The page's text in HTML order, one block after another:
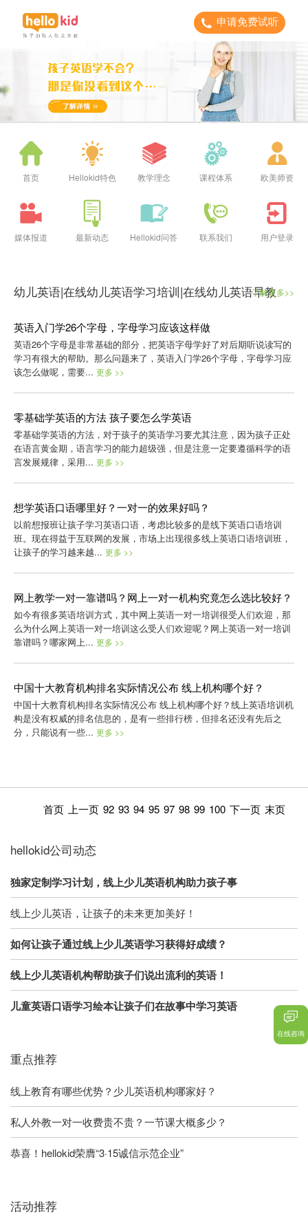
申请免费试听
首页 Hellokid特色 教学理念 课程体系 欧美师资
媒体报道 最新动态 Hellokid问答 联系我们 用户登录
幼儿英语|在线幼儿英语学习培训|在线幼儿英语早教
了解更多>>
英语入门学26个字母，字母学习应该这样做
英语26个字母是非常基础的部分，把英语字母学好了对后期听说读写的
学习有很大的帮助。那么问题来了，英语入门学26个字母，字母学习应
该怎么做呢，需要... 更多 >>
零基础学英语的方法 孩子要怎么学英语
零基础学英语的方法，对于孩子的英语学习要尤其注意，因为孩子正处
在语言黄金期，语言学习的能力超级强，但是注意一定要遵循科学的语
言发展规律，采用... 更多 >>
想学英语口语哪里好？一对一的效果好吗？
以前想报班让孩子学习英语口语，考虑比较多的是线下英语口语培训
班。现在得益于互联网的发展，市场上出现很多线上英语口语培训班，
让孩子的学习越来越... 更多 >>
网上教学一对一靠谱吗？网上一对一机构究竟怎么选比较好？
如今有很多英语培训方式，其中网上英语一对一培训很受人们欢迎，那
么为什么网上英语一对一培训这么受人们欢迎呢？网上英语一对一培训
靠谱吗？哪家网上... 更多 >>
中国十大教育机构排名实际情况公布 线上机构哪个好？
中国十大教育机构排名实际情况公布 线上机构哪个好？线上英语培训机
构是没有权威的排名信息的，是有一些排行榜，但排名还没有先后之
分，只能说有一些... 更多 >>
首页 上一页 92 93 94 95 97 98 99 100 下一页 末页
hellokid公司动态
独家定制学习计划，线上少儿英语机构助力孩子事
线上少儿英语，让孩子的未来更加美好！
如何让孩子通过线上少儿英语学习获得好成绩？
线上少儿英语机构帮助孩子们说出流利的英语！
儿童英语口语学习绘本让孩子们在故事中学习英语
重点推荐
线上教育有哪些优势？少儿英语机构哪家好？
私人外教一对一收费贵不贵？一节课大概多少？
恭喜！hellokid荣膺“3·15诚信示范企业”
活动推荐
在线咨询